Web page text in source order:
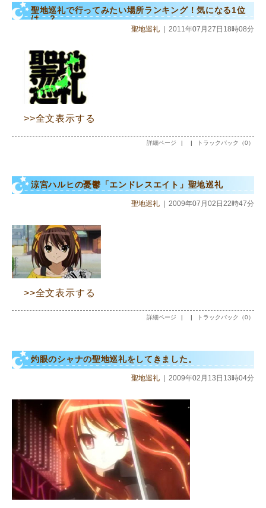
聖地巡礼で行ってみたい場所ランキング！気になる1位
は...？
聖地巡礼 | 2011年07月27日18時08分
>>全文表示する
詳細ページ | | トラックバック（0）
涼宮ハルヒの憂鬱「エンドレスエイト」聖地巡礼
聖地巡礼 | 2009年07月02日22時47分
>>全文表示する
詳細ページ | | トラックバック（0）
灼眼のシャナの聖地巡礼をしてきました。
聖地巡礼 | 2009年02月13日13時04分